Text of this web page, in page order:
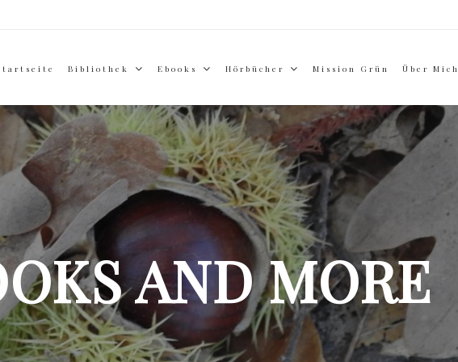
Bibliothek Ebooks Hörbücher Mission Grün Über Mich
AND MORE